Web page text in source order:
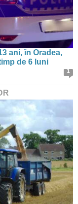
ani, în Oradea,
de 6 luni
1